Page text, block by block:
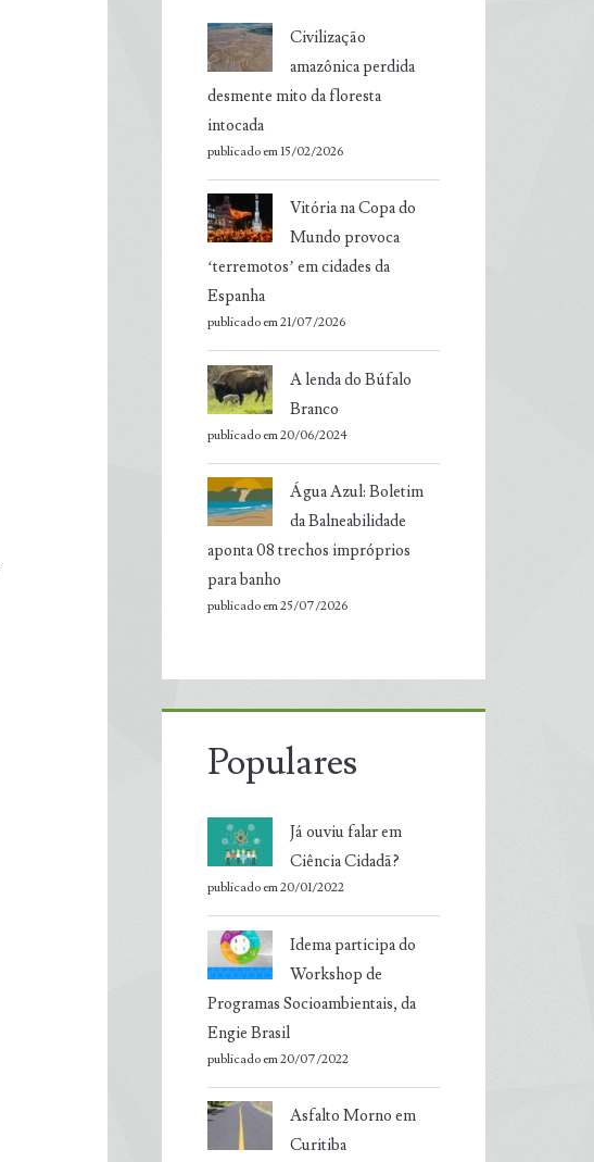
Civilização
amazônica perdida
desmente mito da floresta
intocada
publicado em 15/02/2026
Vitória na Copa do
Mundo provoca
‘terremotos’ em cidades da
Espanha
publicado em 21/07/2026
A lenda do Búfalo
Branco
publicado em 20/06/2024
Água Azul: Boletim
da Balneabilidade
aponta 08 trechos impróprios
para banho
publicado em 25/07/2026
Populares
Já ouviu falar em
Ciência Cidadã?
publicado em 20/01/2022
Idema participa do
Workshop de
Programas Socioambientais, da
Engie Brasil
publicado em 20/07/2022
Asfalto Morno em
Curitiba